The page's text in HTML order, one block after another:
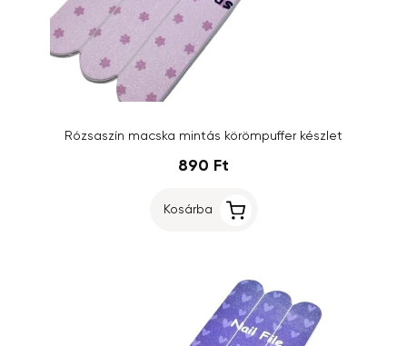
Rózsaszín macska mintás körömpuffer készlet
890 Ft
Kosárba